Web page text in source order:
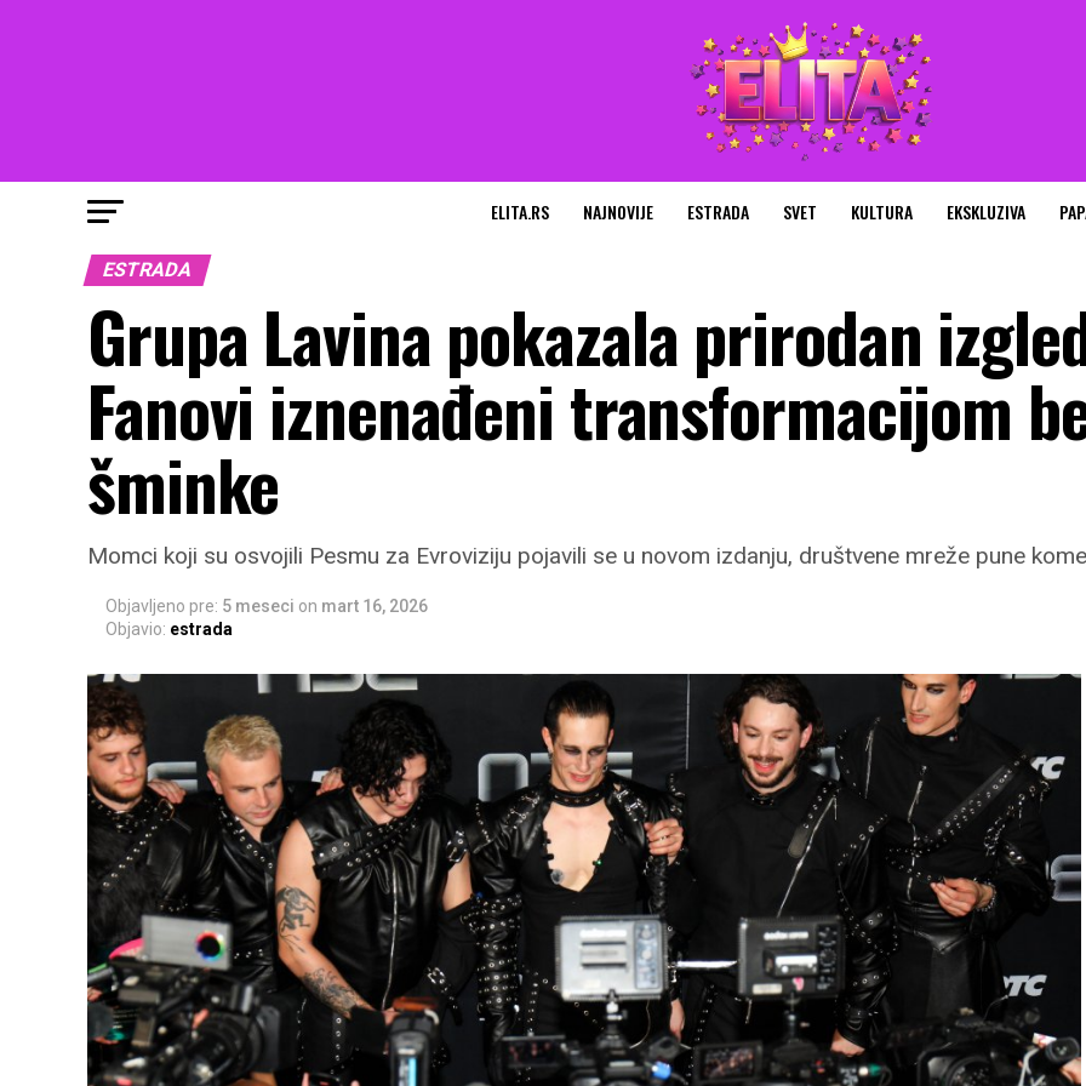
ELITA.RS NAJNOVIJE ESTRADA SVET KULTURA EKSKLUZIVA
ESTRADA
Grupa Lavina pokazala prirodan
Fanovi iznenađeni transformacijom
šminke
Momci koji su osvojili Pesmu za Evroviziju pojavili se u novom izdanju, društvene mreže pune
Objavljeno pre: 5 meseci on mart 16, 2026
Objavio: estrada